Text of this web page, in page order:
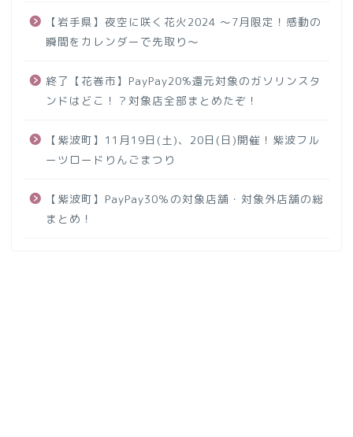
【岩手県】夜空に咲く花火2024 ～7月限定！感動の
瞬間をカレンダーで先取り～
終了【花巻市】PayPay20%還元対象のガソリンスタ
ンドはどこ！？対象店全部まとめたぞ！
【紫波町】11月19日(土)、20日(日)開催！紫波フル
ーツロードりんごまつり
【紫波町】PayPay30％の対象店舗・対象外店舗の総
まとめ！